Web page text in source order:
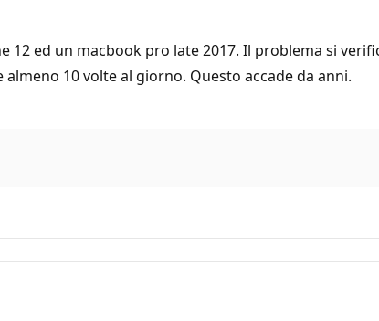
ed un macbook pro late 2017. Il problema si
10 volte al giorno. Questo accade da anni.